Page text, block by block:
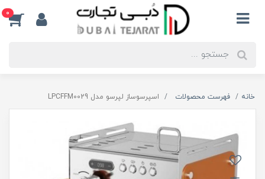
0
خانه فهرست محصولات اسپرسوساز لپرسو مدل LPCFFM0029